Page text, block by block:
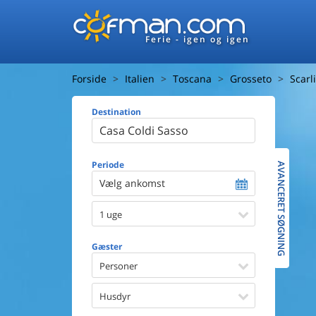
Ferie - igen og igen
Forside Italien Toscana Grosseto
Destination
Periode
Vælg ankomst
1 uge
Gæster
Personer
Husdyr
Afstand til
Udsigt til
Faciliteter
Spa
AVANCERET SØGNING